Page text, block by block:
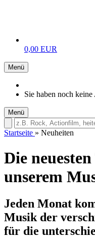
0,00 EUR
Menü
Sie haben noch
Menü
Startseite » Neuheiten
Die
unserem
Jeden Monat
Musik der
für die